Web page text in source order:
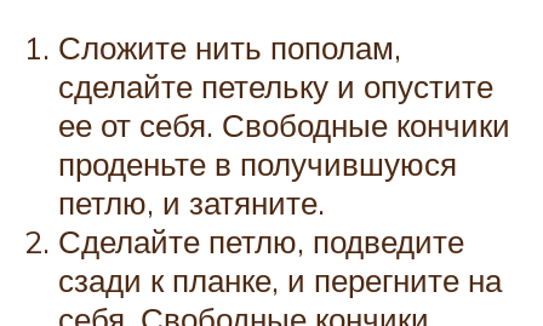
Сложите нить пополам,
сделайте петельку и опустите
ее от себя. Свободные кончики
проденьте в получившуюся
петлю, и затяните.
Сделайте петлю, подведите
сзади к планке, и перегните на